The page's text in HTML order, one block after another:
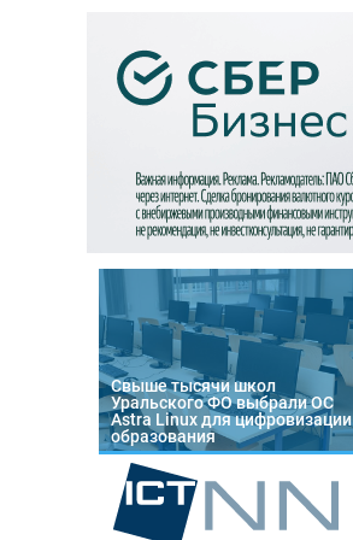
Свыше тысячи школ
Уральского ФО выбрали ОС
Astra Linux для цифровизации
образования